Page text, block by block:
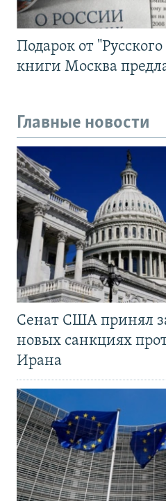
Подарок от
книги Москва
Главные новости
Сенат США принял
новых санкциях
Ирана